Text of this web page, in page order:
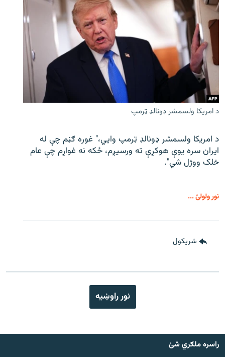
د امریکا ولسمشر ډونالډ ټرمپ
د امریکا ولسمشر ډونالډ ټرمپ وايي،" غوره ګڼم چې له
ایران سره یوې هوکړې ته ورسیږم، ځکه نه غواړم چې عام
خلک ووژل شي".
نور ولولئ ...
شريکول
نور راوښيه
راسره ملګري شئ